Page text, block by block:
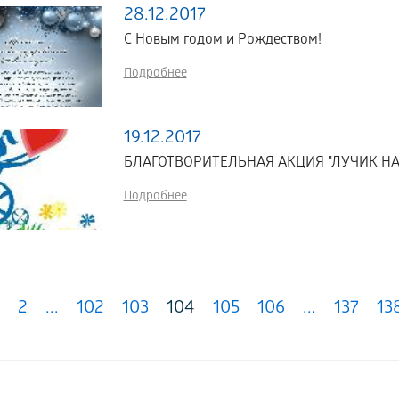
28.12.2017
C Новым годом и Рождеством!
Подробнее
19.12.2017
БЛАГОТВОРИТЕЛЬНАЯ АКЦИЯ "ЛУЧИК
Подробнее
2 ... 102 103 104 105 106 ... 137